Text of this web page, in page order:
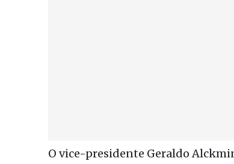
O vice-presidente Geraldo